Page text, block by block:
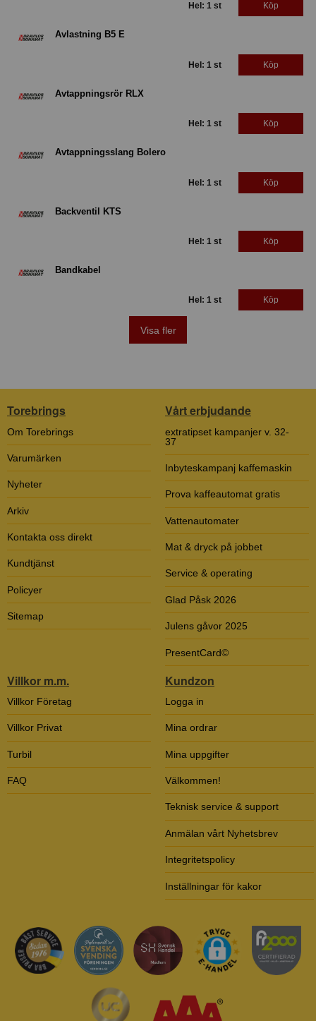
Hel: 1 st Köp
Avlastning B5 E
Hel: 1 st Köp
Avtappningsrör RLX
Hel: 1 st Köp
Avtappningsslang Bolero
Hel: 1 st Köp
Backventil KTS
Hel: 1 st Köp
Bandkabel
Hel: 1 st Köp
Visa fler
Torebrings
Om Torebrings
Varumärken
Nyheter
Arkiv
Kontakta oss direkt
Kundtjänst
Policyer
Sitemap
Vårt erbjudande
extratipset kampanjer v. 32-
37
Inbyteskampanj kaffemaskin
Prova kaffeautomat gratis
Vattenautomater
Mat & dryck på jobbet
Service & operating
Glad Påsk 2026
Julens gåvor 2025
PresentCard©
Villkor m.m.
Villkor Företag
Villkor Privat
Turbil
FAQ
Kundzon
Logga in
Mina ordrar
Mina uppgifter
Välkommen!
Teknisk service & support
Anmälan vårt Nyhetsbrev
Integritetspolicy
Inställningar för kakor